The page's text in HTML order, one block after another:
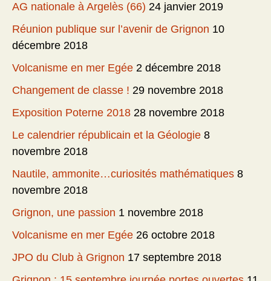
AG nationale à Argelès (66) 24 janvier 2019
Réunion publique sur l’avenir de Grignon 10
décembre 2018
Volcanisme en mer Egée 2 décembre 2018
Changement de classe ! 29 novembre 2018
Exposition Poterne 2018 28 novembre 2018
Le calendrier républicain et la Géologie 8
novembre 2018
Nautile, ammonite…curiosités mathématiques 8
novembre 2018
Grignon, une passion 1 novembre 2018
Volcanisme en mer Egée 26 octobre 2018
JPO du Club à Grignon 17 septembre 2018